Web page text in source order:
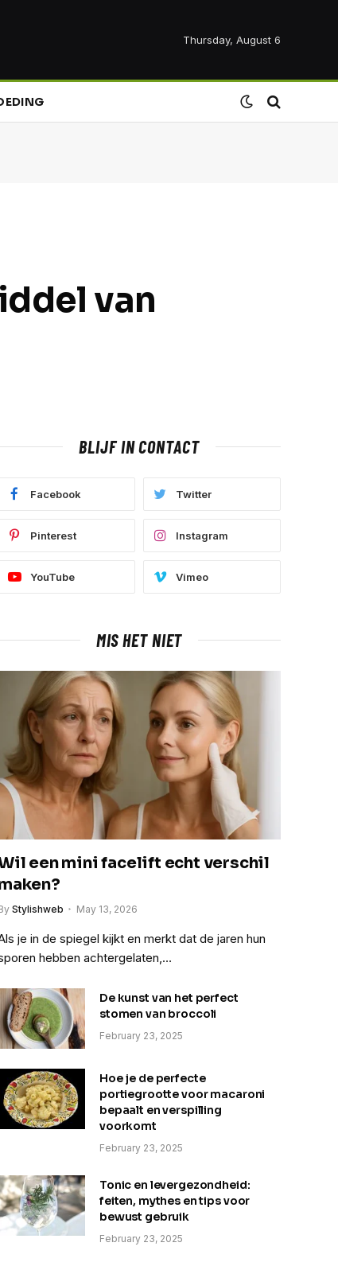
Thursday, August 6
van
BLIJF IN CONTACT
Facebook Twitter
Pinterest Instagram
YouTube Vimeo
MIS HET NIET
een mini facelift echt verschil
Stylishweb May 13, 2026
je in de spiegel kijkt en merkt dat de jaren hun
hebben achtergelaten,…
De kunst van het perfect
stomen van broccoli
February 23, 2025
Hoe je de perfecte
portiegrootte voor macaroni
bepaalt en verspilling
voorkomt
February 23, 2025
Tonic en levergezondheid:
feiten, mythes en tips voor
bewust gebruik
February 23, 2025